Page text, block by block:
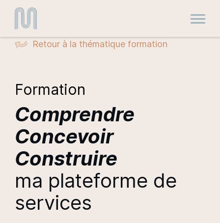
Retour à la thématique formation
Formation
Comprendre
Concevoir
Construire
ma plateforme de
services